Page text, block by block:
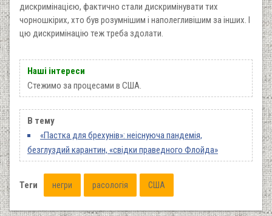
дискримінацією, фактично стали дискримінувати тих
чорношкірих, хто був розумнішим і наполегливішим за інших. І
цю дискримінацію теж треба здолати.
Наші інтереси
Стежимо за процесами в США.
В тему
«Пастка для брехунів»: неіснуюча пандемія,
безглуздий карантин, «свідки праведного Флойда»
Теги негри расологія США